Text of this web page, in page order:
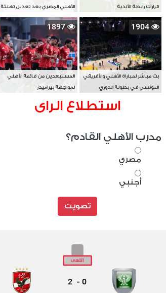
قرارات رابطة الأندية الأهلي المصري بعد تعديل تهنئة
بطل آسيا
1904
بث مباشر لمباراة الأهلي والأفريقي
التونسي في بطولة الدوري
1897
المستبعدين من قائمة الأهلي
لمواجهة بيراميدز
استطلاع الراى
مدرب الأهلي القادم؟
مصري
أجنبي
تصويت
0
-
2